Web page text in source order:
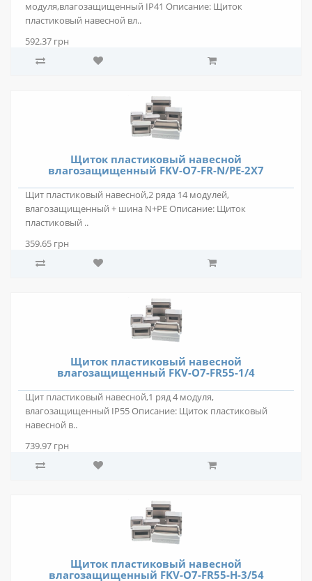
модуля,влагозащищенный IP41 Описание: Щиток
пластиковый навесной вл..
592.37 грн
Щиток пластиковый навесной
влагозащищенный FKV-O7-FR-N/PE-2X7
Щит пластиковый навесной,2 ряда 14 модулей,
влагозащищенный + шина N+PE Описание: Щиток
пластиковый ..
359.65 грн
Щиток пластиковый навесной
влагозащищенный FKV-O7-FR55-1/4
Щит пластиковый навесной,1 ряд 4 модуля,
влагозащищенный IP55 Описание: Щиток пластиковый
навесной в..
739.97 грн
Щиток пластиковый навесной
влагозащищенный FKV-O7-FR55-H-3/54